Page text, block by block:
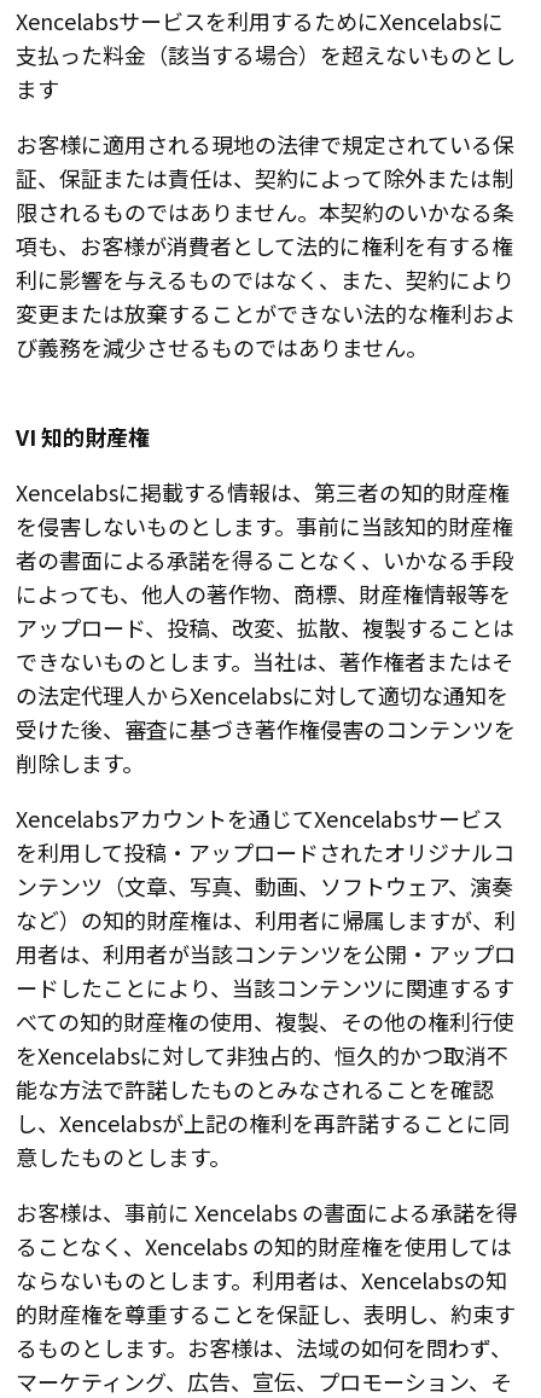
Xencelabsサービスを利用するためにXencelabsに
支払った料金（該当する場合）を超えないものとし
ます
お客様に適用される現地の法律で規定されている保
証、保証または責任は、契約によって除外または制
限されるものではありません。本契約のいかなる条
項も、お客様が消費者として法的に権利を有する権
利に影響を与えるものではなく、また、契約により
変更または放棄することができない法的な権利およ
び義務を減少させるものではありません。
VI 知的財産権
Xencelabsに掲載する情報は、第三者の知的財産権
を侵害しないものとします。事前に当該知的財産権
者の書面による承諾を得ることなく、いかなる手段
によっても、他人の著作物、商標、財産権情報等を
アップロード、投稿、改変、拡散、複製することは
できないものとします。当社は、著作権者またはそ
の法定代理人からXencelabsに対して適切な通知を
受けた後、審査に基づき著作権侵害のコンテンツを
削除します。
Xencelabsアカウントを通じてXencelabsサービス
を利用して投稿・アップロードされたオリジナルコ
ンテンツ（文章、写真、動画、ソフトウェア、演奏
など）の知的財産権は、利用者に帰属しますが、利
用者は、利用者が当該コンテンツを公開・アップロ
ードしたことにより、当該コンテンツに関連するす
べての知的財産権の使用、複製、その他の権利行使
をXencelabsに対して非独占的、恒久的かつ取消不
能な方法で許諾したものとみなされることを確認
し、Xencelabsが上記の権利を再許諾することに同
意したものとします。
お客様は、事前に Xencelabs の書面による承諾を得
ることなく、Xencelabs の知的財産権を使用しては
ならないものとします。利用者は、Xencelabsの知
的財産権を尊重することを保証し、表明し、約束す
るものとします。お客様は、法域の如何を問わず、
マーケティング、広告、宣伝、プロモーション、そ